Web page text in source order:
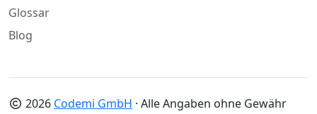
Glossar
Blog
2026 Codemi GmbH · Alle Angaben ohne Gewähr